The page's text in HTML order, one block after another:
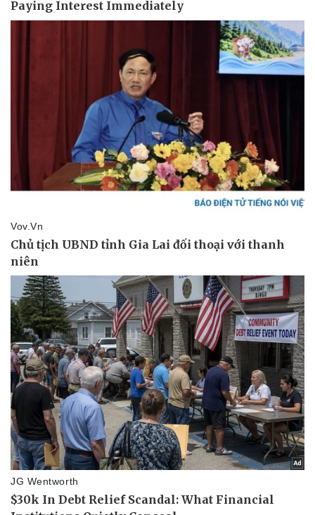
Pháp luật
Quân sự - Quốc phòng